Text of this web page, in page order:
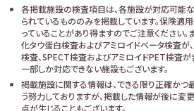
各掲載施設の検査項目は、各施設が対応可能
られているもののみを掲載しています。保険適
っていることがあり得ますのでご注意ください
化タウ蛋白検査およびアミロイドベータ検査が
検査、SPECT検査およびアミロイドPET検査が
一部しか対応できない施設もございます。
掲載施設に関する情報は、できる限り正確かつ
う努力しておりますが、掲載した情報が後に変
点が生じることもございます。